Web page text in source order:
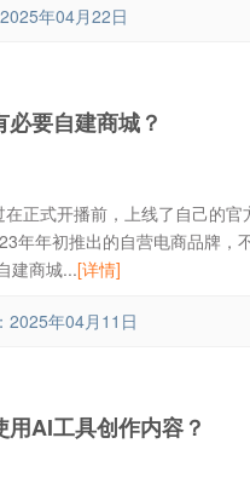
年04月22日
要自建商城？
正式开播前，上线了自己的
年年初推出的自营电商品牌，
建商城...[详情]
2025年04月11日
AI工具创作内容？